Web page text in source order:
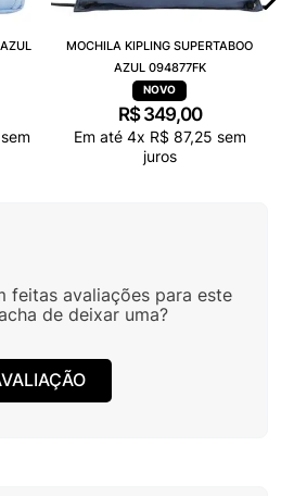
sem
MOCHILA KIPLING SUPERTABOO
AZUL 094877FK
R$ 349,00
Em até 4x R$ 87,25 sem
juros
feitas avaliações para este
de deixar uma?